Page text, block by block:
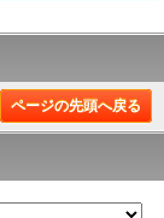
ページの先頭へ戻る